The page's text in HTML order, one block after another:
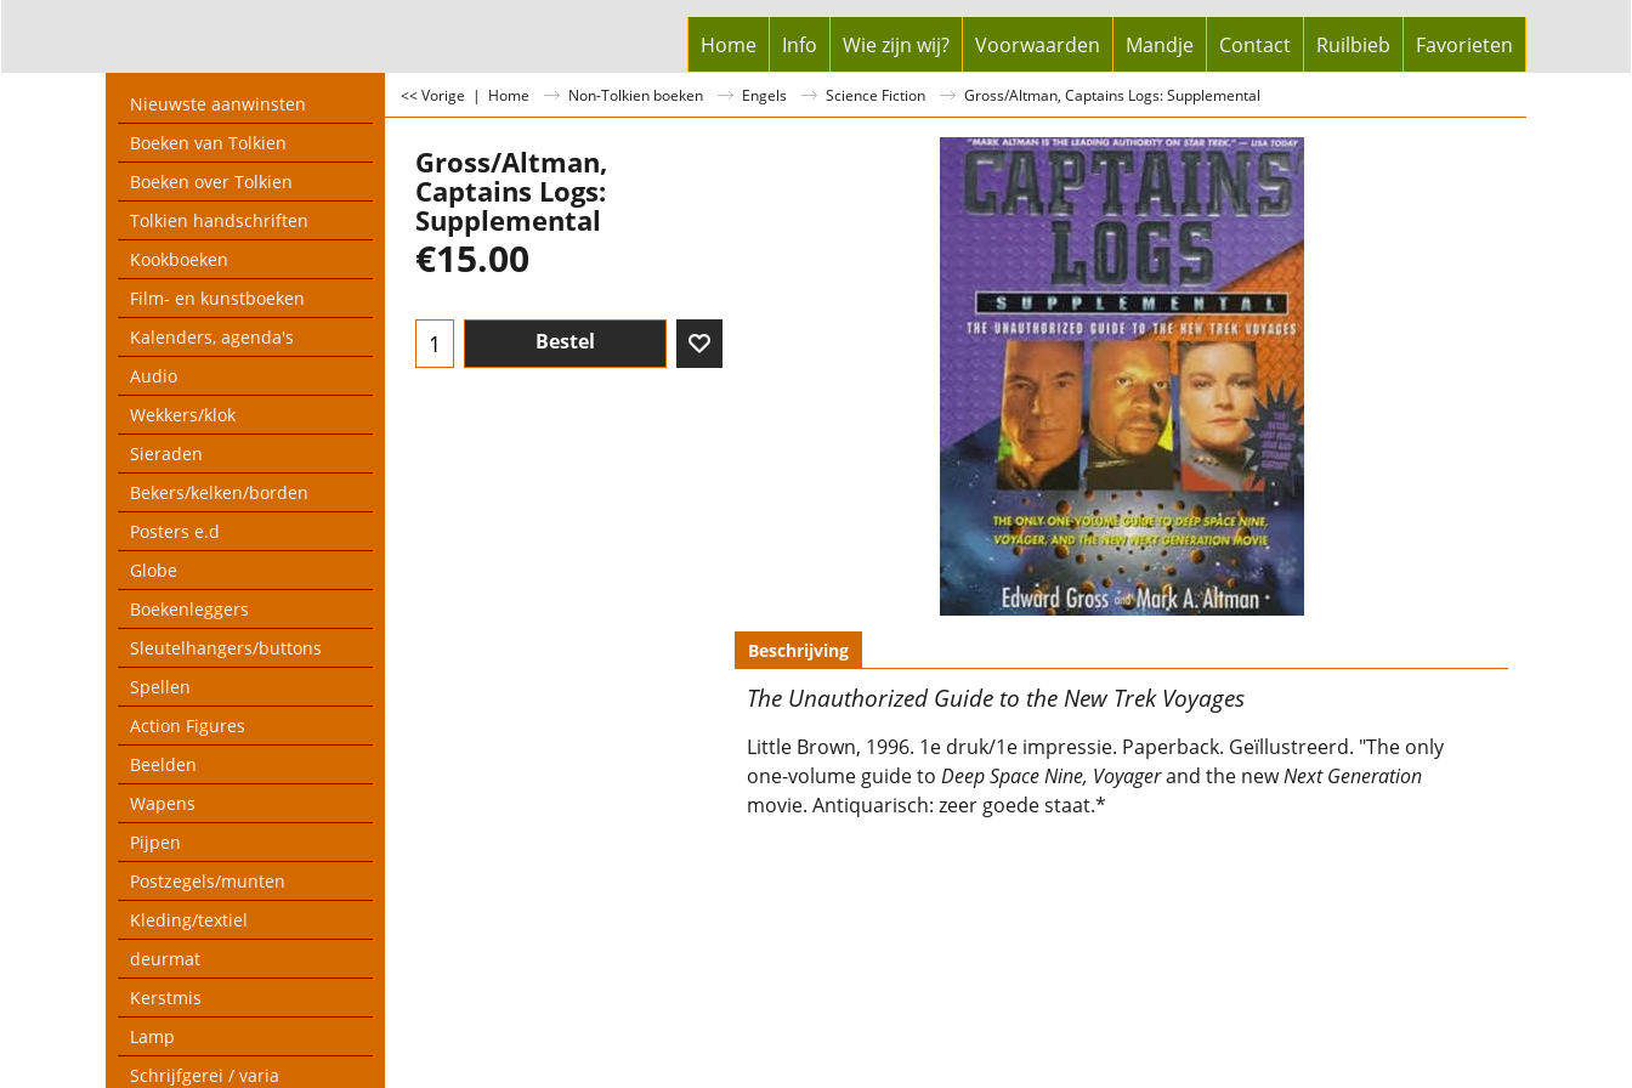
Home Info Wie zijn wij? Voorwaarden Mandje Contact Ruilbieb Favorieten
Nieuwste aanwinsten
Boeken van Tolkien
Boeken over Tolkien
Tolkien handschriften
Kookboeken
Film- en kunstboeken
Kalenders, agenda's
Audio
Wekkers/klok
Sieraden
Bekers/kelken/borden
Posters e.d
Globe
Boekenleggers
Sleutelhangers/buttons
Spellen
Action Figures
Beelden
Wapens
Pijpen
Postzegels/munten
Kleding/textiel
deurmat
Kerstmis
Lamp
Schrijfgerei / varia
<< Vorige | Home Non-Tolkien boeken Engels Science Fiction Gross/Altman, Captains Logs: Supplemental
Gross/Altman,
Captains Logs:
Supplemental
€15.00
Bestel
Beschrijving
The Unauthorized Guide to the New Trek Voyages
Little Brown, 1996. 1e druk/1e impressie. Paperback. Geïllustreerd. "The only
one-volume guide to DeepSpace Nine, Voyagerand the newNext Generation
movie. Antiquarisch: zeer goede staat.*